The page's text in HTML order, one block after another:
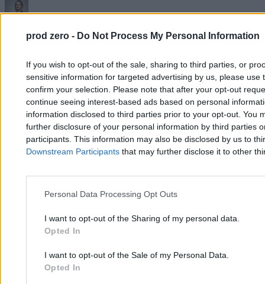
prod zero - Do Not Process My Personal Information
If you wish to opt-out of the sale, sharing to third parties, or
sensitive information for targeted advertising by us, please use
confirm your selection. Please note that after your opt-out
continue seeing interest-based ads based on personal
information disclosed to third parties prior to your opt-out. You
further disclosure of your personal information by third parties
participants. This information may also be disclosed by us to
Downstream Participants that may further disclose it to other
Personal Data Processing Opt Outs
I want to opt-out of the Sharing of my personal data.
Opted In
I want to opt-out of the Sale of my Personal Data.
Opted In
21.03.2026
Świat